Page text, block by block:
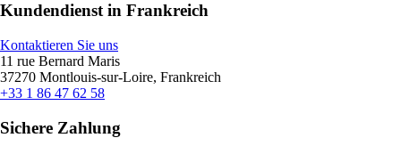
Kundendienst in Frankreich
Kontaktieren Sie uns
11 rue Bernard Maris
37270 Montlouis-sur-Loire, Frankreich
+33 1 86 47 62 58
Sichere Zahlung